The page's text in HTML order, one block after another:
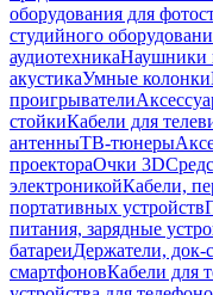
оборудования для
студийного
аудиотехникаНаушники
акустикаУмные колонки
проигрыватели
стойкиКабели для
антенныТВ-тюнеры
проектораОчки 3D
электроникойКабели,
портативных устройств
питания, зарядные
батареиДержатели, док-
смартфоновКабели для